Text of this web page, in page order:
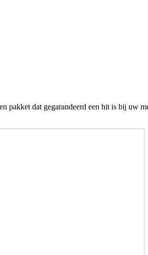
pakket dat gegarandeerd een hit is bij uw